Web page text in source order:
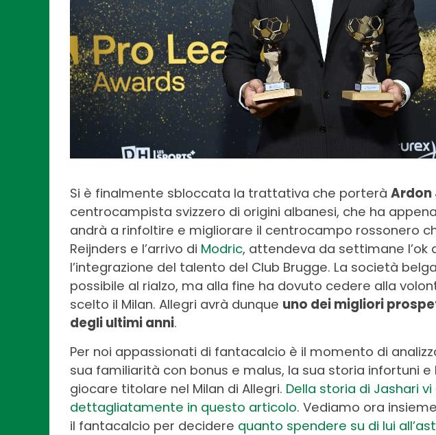
Si è finalmente sbloccata la trattativa che porterà Ardon
centrocampista svizzero di origini albanesi, che ha
andrà a rinfoltire e migliorare il centrocampo rossonero
Reijnders e l’arrivo di Modric, attendeva da settimane l’ok
l’integrazione del talento del Club Brugge. La società
possibile al rialzo, ma alla fine ha dovuto cedere alla
scelto il Milan. Allegri avrà dunque uno dei migliori
degli ultimi anni.
Per noi appassionati di fantacalcio è il momento di
sua familiarità con bonus e malus, la sua storia infortuni
giocare titolare nel Milan di Allegri. Della storia di Jashari
dettagliatamente in questo articolo. Vediamo ora
il fantacalcio per decidere quanto spendere su di lui